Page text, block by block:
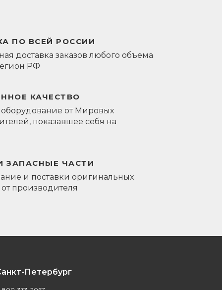
ПО ВСЕЙ РОССИИ
доставка заказов любого объема
РФ
КАЧЕСТВО
оборудование от Мировых
показавшее себя на
ЗАПАСНЫЕ ЧАСТИ
и поставки оригинальных
от производителя
Петербург